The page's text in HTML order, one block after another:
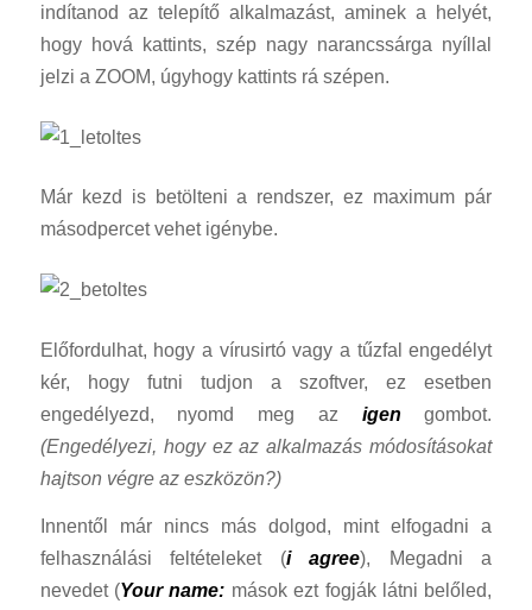
indítanod az telepítő alkalmazást, aminek a helyét,
hogy hová kattints, szép nagy narancssárga nyíllal
jelzi a ZOOM, úgyhogy kattints rá szépen.
Már kezd is betölteni a rendszer, ez maximum pár
másodpercet vehet igénybe.
Előfordulhat, hogy a vírusirtó vagy a tűzfal engedélyt
kér, hogy futni tudjon a szoftver, ez esetben
engedélyezd, nyomd meg az igen gombot.
(Engedélyezi, hogy ez az alkalmazás módosításokat
hajtson végre az eszközön?)
Innentől már nincs más dolgod, mint elfogadni a
felhasználási feltételeket (i agree), Megadni a
nevedet (Your name: mások ezt fogják látni belőled,